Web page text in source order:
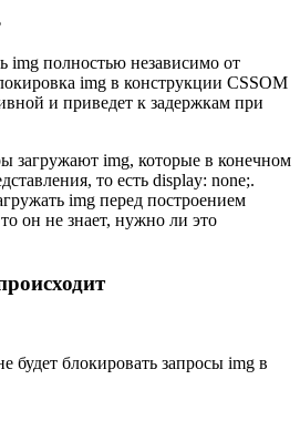
img полностью независимо от
img в конструкции CSSOM
и приведет к задержкам при
загружают img, которые в конечном
то есть display: none;.
img перед построением
он не знает, нужно ли это
будет блокировать запросы img в